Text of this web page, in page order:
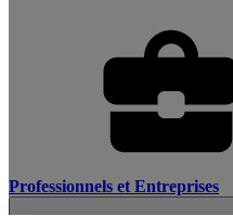
Professionnels et Entreprises